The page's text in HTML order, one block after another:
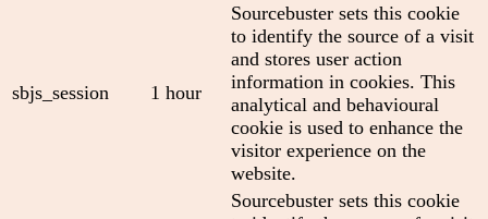
sbjs_session 1 hour
Sourcebuster sets this cookie
to identify the source of a visit
and stores user action
information in cookies. This
analytical and behavioural
cookie is used to enhance the
visitor experience on the
website.
Sourcebuster sets this cookie